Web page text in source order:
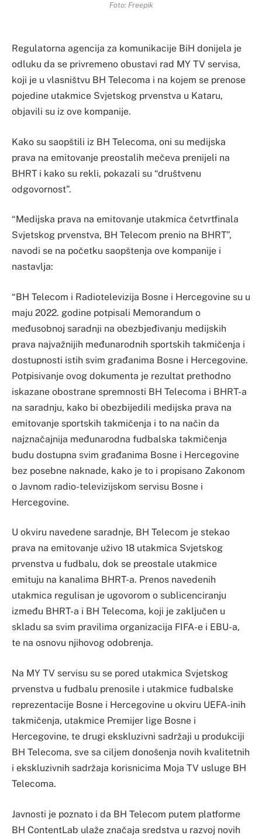
Foto: Freepik
Regulatorna agencija za komunikacije BiH donijela je
odluku da se privremeno obustavi rad MY TV servisa,
koji je u vlasništvu BH Telecoma i na kojem se prenose
pojedine utakmice Svjetskog prvenstva u Kataru,
objavili su iz ove kompanije.
Kako su saopštili iz BH Telecoma, oni su medijska
prava na emitovanje preostalih mečeva prenijeli na
BHRT i kako su rekli, pokazali su “društvenu
odgovornost”.
“Medijska prava na emitovanje utakmica četvrtfinala
Svjetskog prvenstva, BH Telecom prenio na BHRT”,
navodi se na početku saopštenja ove kompanije i
nastavlja:
“BH Telecom i Radiotelevizija Bosne i Hercegovine su u
maju 2022. godine potpisali Memorandum o
međusobnoj saradnji na obezbjeđivanju medijskih
prava najvažnijih međunarodnih sportskih takmičenja i
dostupnosti istih svim građanima Bosne i Hercegovine.
Potpisivanje ovog dokumenta je rezultat prethodno
iskazane obostrane spremnosti BH Telecoma i BHRT-a
na saradnju, kako bi obezbijedili medijska prava na
emitovanje sportskih takmičenja i to na način da
najznačajnija međunarodna fudbalska takmičenja
budu dostupna svim građanima Bosne i Hercegovine
bez posebne naknade, kako je to i propisano Zakonom
o Javnom radio-televizijskom servisu Bosne i
Hercegovine.
U okviru navedene saradnje, BH Telecom je stekao
prava na emitovanje uživo 18 utakmica Svjetskog
prvenstva u fudbalu, dok se preostale utakmice
emituju na kanalima BHRT-a. Prenos navedenih
utakmica regulisan je ugovorom o sublicenciranju
između BHRT-a i BH Telecoma, koji je zaključen u
skladu sa svim pravilima organizacija FIFA-e i EBU-a,
te na osnovu njihovog odobrenja.
Na MY TV servisu su se pored utakmica Svjetskog
prvenstva u fudbalu prenosile i utakmice fudbalske
reprezentacije Bosne i Hercegovine u okviru UEFA-inih
takmičenja, utakmice Premijer lige Bosne i
Hercegovine, te drugi ekskluzivni sadržaji u produkciji
BH Telecoma, sve sa ciljem donošenja novih kvalitetnih
i ekskluzivnih sadržaja korisnicima Moja TV usluge BH
Telecoma.
Javnosti je poznato i da BH Telecom putem platforme
BH ContentLab ulaže značaja sredstva u razvoj novih